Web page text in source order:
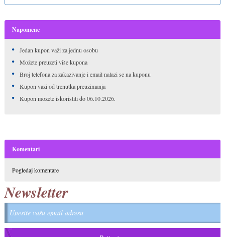
Napomene
Jedan kupon važi za jednu osobu
Možete preuzeti više kupona
Broj telefona za zakazivanje i email nalazi se na kuponu
Kupon važi od trenutka preuzimanja
Kupon možete iskoristiti do 06.10.2026.
Komentari
Pogledaj komentare
Newsletter